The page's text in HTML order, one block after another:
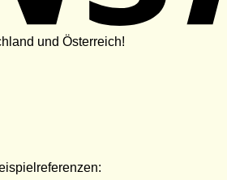
und Österreich!